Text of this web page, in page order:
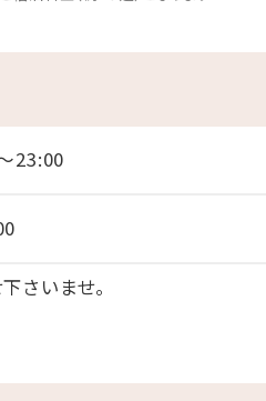
23:00
さいませ。